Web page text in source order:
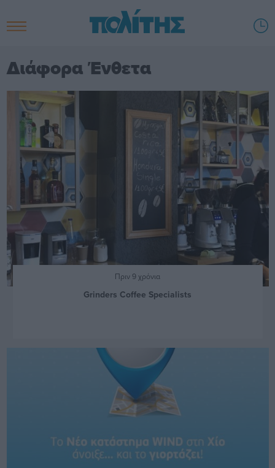
Διάφορα Ένθετα
Πριν 9 χρόνια
Grinders Coffee Specialists